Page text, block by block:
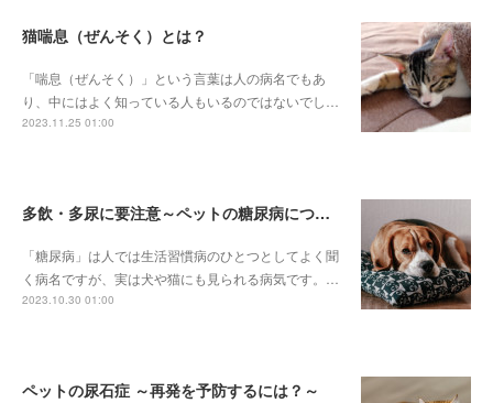
猫喘息（ぜんそく）とは？
「喘息（ぜんそく）」という言葉は人の病名でもあ
り、中にはよく知っている人もいるのではないでし…
2023.11.25 01:00
多飲・多尿に要注意～ペットの糖尿病について～
「糖尿病」は人では生活習慣病のひとつとしてよく聞
く病名ですが、実は犬や猫にも見られる病気です。…
2023.10.30 01:00
ペットの尿石症 ～再発を予防するには？～